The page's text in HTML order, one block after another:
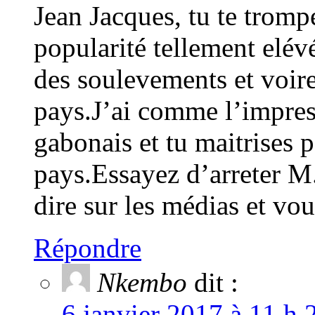
Jean Jacques, tu te
popularité tellement
des soulevements et
pays.J’ai comme
gabonais et tu maitrises
pays.Essayez d’arreter
dire sur les médias et
Répondre
Nkembo dit :